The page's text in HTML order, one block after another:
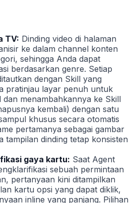
TV: Dinding video di halaman
ke dalam channel konten
sehingga Anda dapat
berdasarkan genre. Setiap
dengan Skill yang
pratinjau layar penuh untuk
dan menambahkannya ke Skill
kembali) dengan satu
khusus secara otomatis
pertamanya sebagai gambar
tampilan dinding tetap konsisten
gaya kartu: Saat Agent
sebuah permintaan
pertanyaan kini ditampilkan
kartu opsi yang dapat diklik,
inline yang panjang. Pilihan